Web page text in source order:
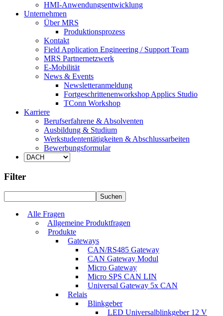
HMI-Anwendungsentwicklung
Unternehmen
Über MRS
Produktionsprozess
Kontakt
Field Application Engineering / Support Team
MRS Partnernetzwerk
E-Mobilität
News & Events
Newsletteranmeldung
Fortgeschrittenenworkshop Applics Studio
TConn Workshop
Karriere
Berufserfahrene & Absolventen
Ausbildung & Studium
Werkstudententätigkeiten & Abschlussarbeiten
Bewerbungsformular
Filter
Alle Fragen
Allgemeine Produktfragen
Produkte
Gateways
CAN/RS485 Gateway
CAN Gateway Modul
Micro Gateway
Micro SPS CAN LIN
Universal Gateway 5x CAN
Relais
Blinkgeber
LED Universalblinkgeber 12 V